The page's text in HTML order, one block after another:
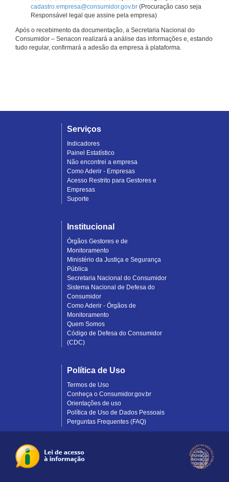
cadastro.empresa@consumidor.gov.br (Procuração caso seja
Responsável legal que assine pela empresa)
Após o recebimento da documentação, a Secretaria Nacional do
Consumidor – Senacon realizará a análise das informações e, estando
tudo regular, confirmará a adesão da empresa à plataforma.
Serviços
Indicadores
Painel Estatístico
Não encontrei a empresa
Como Aderir - Empresas
Acesso Restrito para Gestores e
Empresas
Suporte
Institucional
Órgãos Gestores e de
Monitoramento
Ministério da Justiça e Segurança
Pública
Secretaria Nacional do Consumidor
Sistema Nacional de Defesa do
Consumidor
Como Aderir - Órgãos de
Monitoramento
Quem Somos
Código de Defesa do Consumidor
(CDC)
Política de Uso
Termos de Uso
Conheça o Consumidor.gov.br
Orientações de uso
Política de Uso de Dados Pessoais
Perguntas Frequentes (FAQ)